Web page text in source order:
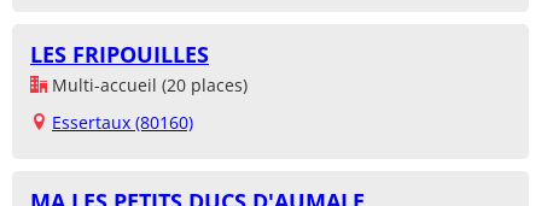
LES FRIPOUILLES
Multi-accueil (20 places)
Essertaux (80160)